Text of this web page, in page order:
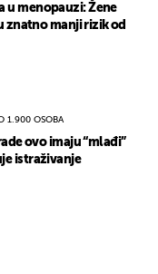
u menopauzi: Žene
znatno manji rizik od
1.900 OSOBA
ovo imaju “mlađi”
istraživanje